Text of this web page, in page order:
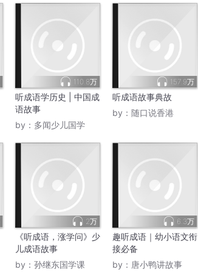
110.8万
听成语学历史 | 中国成
语故事
by： 多闻少儿国学
157.9万
听成语故事典故
by： 随口说香港
2万
《听成语，涨学问》少
儿成语故事
by： 孙继东国学课
6.3万
趣听成语｜幼小语文衔
接必备
by： 唐小鸭讲故事